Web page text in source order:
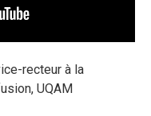
recteur à la
UQAM